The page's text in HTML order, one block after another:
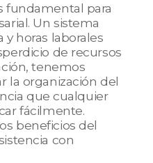
fundamental para
Un sistema
horas laborales
de recursos
tenemos
la organización del
que cualquier
fácilmente.
beneficios del
con